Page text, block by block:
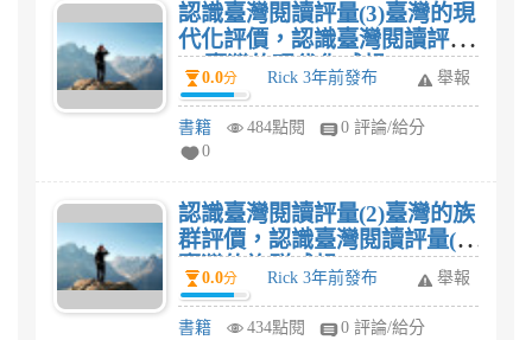
認識臺灣閱讀評量(3)臺灣的現
代化評價，認識臺灣閱讀評量
(3)臺灣的現代化感想?
0.0分 Rick 3年前發布 舉報
書籍 484點閱
0 評論/給分
0
認識臺灣閱讀評量(2)臺灣的族
群評價，認識臺灣閱讀評量(2)
臺灣的族群感想?
0.0分 Rick 3年前發布 舉報
書籍 434點閱
0 評論/給分